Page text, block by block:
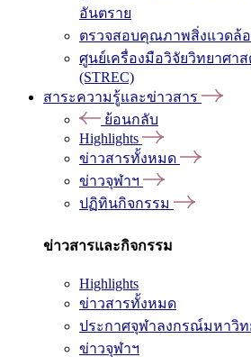
อันตราย
ตรวจสอบคุณภาพสิ่งแวดล้
ศูนย์เครื่องมือวิจัยวิทยาศา
(STREC)
สาระความรู้และข่าวสาร
ย้อนกลับ
Highlights
ข่าวสารทั้งหมด
ข่าวจุฬาฯ
ปฏิทินกิจกรรม
ข่าวสารและกิจกรรม
Highlights
ข่าวสารทั้งหมด
ประกาศจุฬาลงกรณ์มหาวิท
ข่าวจุฬาฯ